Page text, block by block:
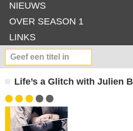
NIEUWS
OVER SEASON 1
LINKS
Life’s a Glitch with Julien